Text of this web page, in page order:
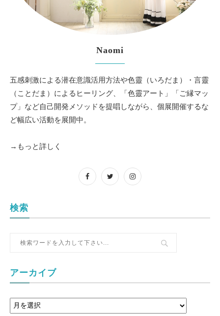
Naomi
五感刺激による潜在意識活用方法や色靈（いろだま）・言靈
（ことだま）によるヒーリング、「色靈アート」「ご縁マッ
プ」など自己開発メソッドを提唱しながら、個展開催するな
ど幅広い活動を展開中。
→もっと詳しく
検索
アーカイブ